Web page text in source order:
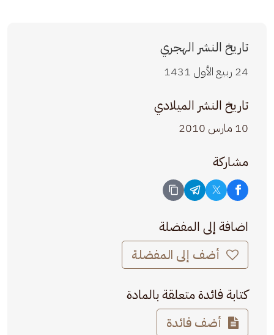
تاريخ النشر الهجري
24 ربيع الأول 1431
تاريخ النشر الميلادي
10 مارس 2010
مشاركة
اضافة إلى المفضلة
أضف إلى المفضلة
كتابة فائدة متعلقة بالمادة
أضف فائدة